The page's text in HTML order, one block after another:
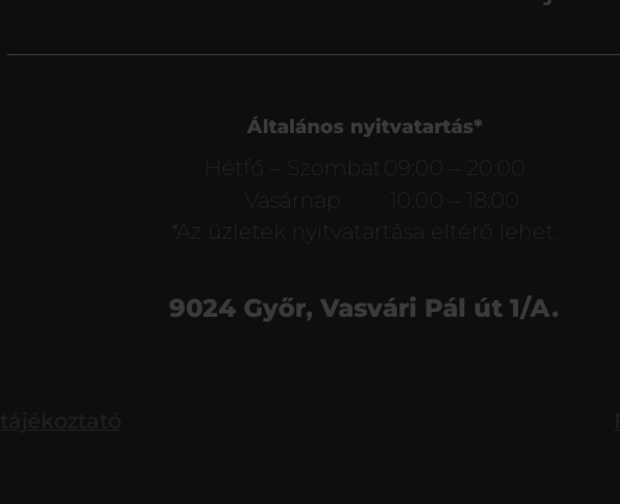
Általános nyitvatartás*
Hétfő – Szombat
09:00 – 20:00
Vasárnap
10:00 – 18:00
*Az üzletek nyitvatartása eltérő lehet.
9024 Győr, Vasvári Pál út 1/A.